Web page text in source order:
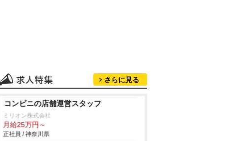
さらに見る
コンビニの店舗運営スタッフ
ミリオン株式会社
月給25万円～
正社員 / 神奈川県